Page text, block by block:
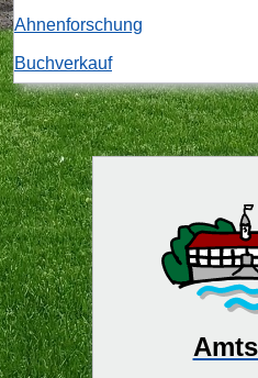
Ahnenforschung
Buchverkauf